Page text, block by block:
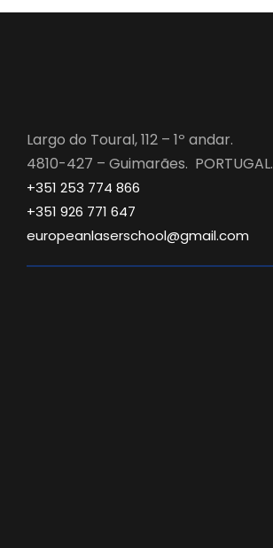
Largo do Toural, 112 – 1º andar.
4810-427 – Guimarães. PORTUGAL.
+351 253 774 866
+351 926 771 647
europeanlaserschool@gmail.com